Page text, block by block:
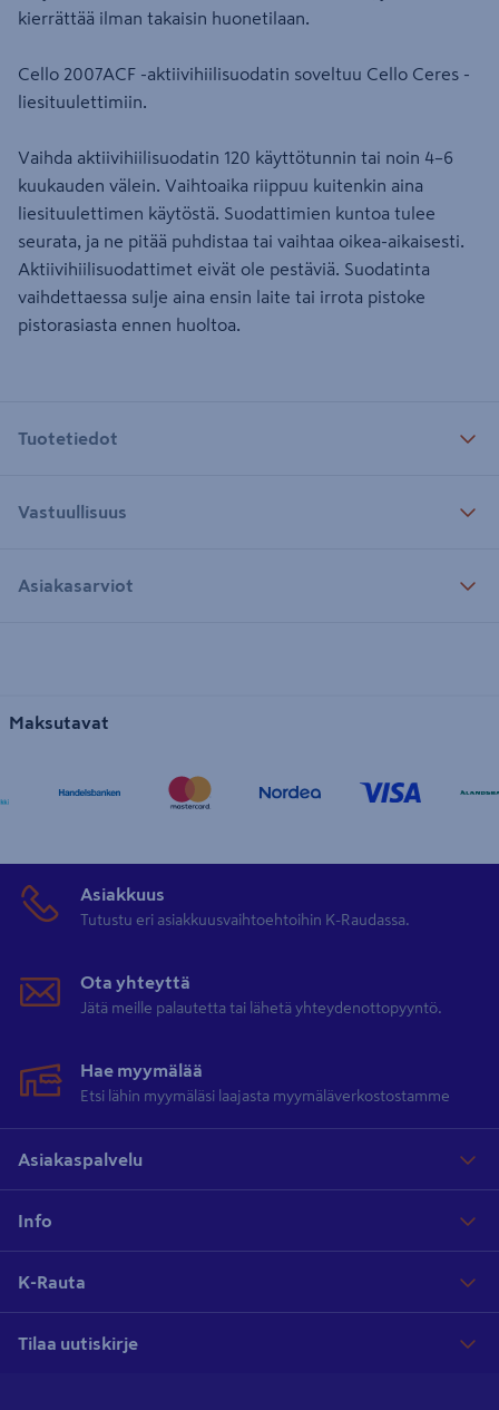
kierrättää ilman takaisin huonetilaan.
Cello 2007ACF -aktiivihiilisuodatin soveltuu Cello Ceres -
liesituulettimiin.
Vaihda aktiivihiilisuodatin 120 käyttötunnin tai noin 4–6
kuukauden välein. Vaihtoaika riippuu kuitenkin aina
liesituulettimen käytöstä. Suodattimien kuntoa tulee
seurata, ja ne pitää puhdistaa tai vaihtaa oikea-aikaisesti.
Aktiivihiilisuodattimet eivät ole pestäviä. Suodatinta
vaihdettaessa sulje aina ensin laite tai irrota pistoke
pistorasiasta ennen huoltoa.
Tuotetiedot
Vastuullisuus
Asiakasarviot
Maksutavat
Asiakkuus
Tutustu eri asiakkuusvaihtoehtoihin K-Raudassa.
Ota yhteyttä
Jätä meille palautetta tai lähetä yhteydenottopyyntö.
Hae myymälää
Etsi lähin myymäläsi laajasta myymäläverkostostamme
Asiakaspalvelu
Info
K-Rauta
Tilaa uutiskirje